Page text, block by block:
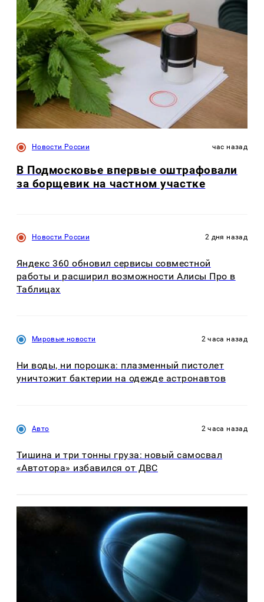
Новости России час назад
В Подмосковье впервые оштрафовали
за борщевик на частном участке
Новости России 2 дня назад
Яндекс 360 обновил сервисы совместной
работы и расширил возможности Алисы Про в
Таблицах
Мировые новости 2 часа назад
Ни воды, ни порошка: плазменный пистолет
уничтожит бактерии на одежде астронавтов
Авто 2 часа назад
Тишина и три тонны груза: новый самосвал
«Автотора» избавился от ДВС